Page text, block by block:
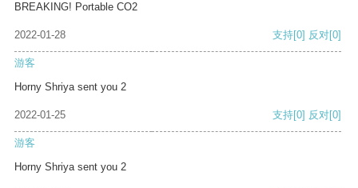
BREAKING! Portable CO2
2022-01-28 支持[0] 反对[0]
游客
Horny Shriya sent you 2
2022-01-25 支持[0] 反对[0]
游客
Horny Shriya sent you 2